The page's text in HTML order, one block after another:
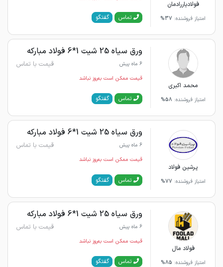
فولادیاررادمان
امتیاز فروشنده: 37% تماس گفتگو
محمد اکبری
امتیاز فروشنده: 58%
ورق سیاه 25 شیت 1*6 فولاد مبارکه
6 ماه پیش قیمت با تماس
قیمت ممکن است به‌روز نباشد
تماس گفتگو
پرشین فولاد
امتیاز فروشنده: 77%
ورق سیاه 25 شیت 1*6 فولاد مبارکه
6 ماه پیش قیمت با تماس
قیمت ممکن است به‌روز نباشد
تماس گفتگو
فولاد مال
امتیاز فروشنده: 85%
ورق سیاه 25 شیت 1*6 فولاد مبارکه
6 ماه پیش قیمت با تماس
قیمت ممکن است به‌روز نباشد
تماس گفتگو